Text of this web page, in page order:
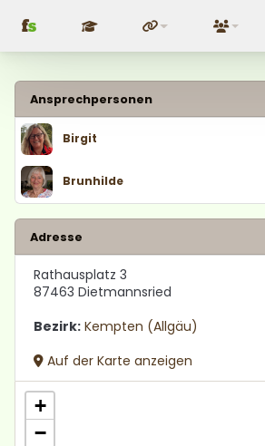
fs FundraisingÜber uns
Ansprechpersonen
Birgit
Brunhilde
Adresse
Rathausplatz 3
87463 Dietmannsried
Bezirk: Kempten (Allgäu)
Auf der Karte anzeigen
+
−